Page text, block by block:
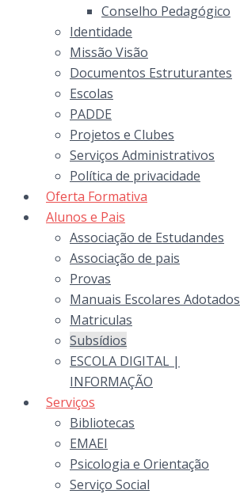
Conselho Pedagógico
Identidade
Missão Visão
Documentos Estruturantes
Escolas
PADDE
Projetos e Clubes
Serviços Administrativos
Política de privacidade
Oferta Formativa
Alunos e Pais
Associação de Estudandes
Associação de pais
Provas
Manuais Escolares Adotados
Matriculas
Subsídios
ESCOLA DIGITAL |
INFORMAÇÃO
Serviços
Bibliotecas
EMAEI
Psicologia e Orientação
Serviço Social